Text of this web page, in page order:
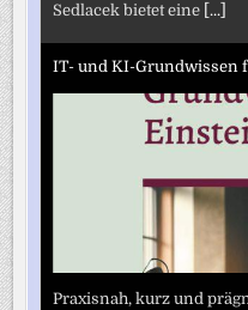
Sedlacek bietet eine [...]
IT- und KI-Grundwissen
Praxisnah, kurz und